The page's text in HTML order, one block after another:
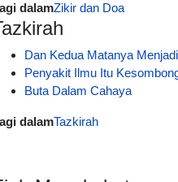
dalamZikir dan Doa
Dan Kedua Matanya
Penyakit Ilmu Itu
Buta Dalam Cahaya
dalamTazkirah